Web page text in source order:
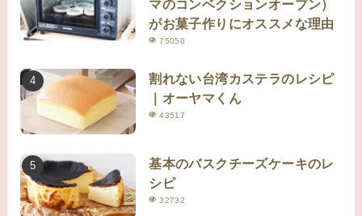
マのコンベクションオーブン）
がお菓子作りにオススメな理由
75050
割れない台湾カステラのレシピ
｜オーヤマくん
43517
基本のバスクチーズケーキのレ
シピ
32732